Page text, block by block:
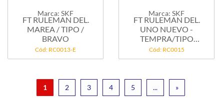
Marca: SKF
FT RULEMAN DEL.
MAREA / TIPO /
BRAVO
Cód: RC0013-E
Marca: SKF
FT RULEMAN DEL.
UNO NUEVO -
TEMPRA/TIPO
1.8I/1.8...
Cód: RC0015
1 2 3 4 5 ... »